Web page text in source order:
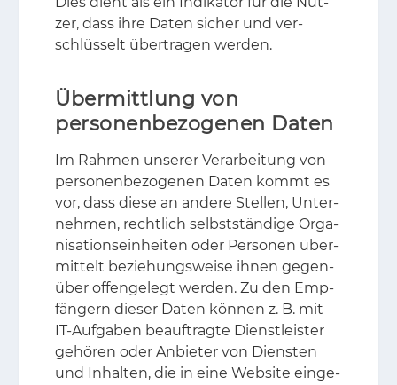
zer, dass ihre Da­ten si­cher und ver­
schlüs­selt über­tra­gen wer­den.
Übermittlung von
personenbezogenen Daten
Im Rah­men un­se­rer Ver­ar­bei­tung von
per­so­nen­be­zo­ge­nen Da­ten kommt es
vor, dass die­se an an­de­re Stel­len, Un­ter­
neh­men, recht­lich selbst­stän­di­ge Or­ga­
ni­sa­ti­ons­ein­hei­ten oder Per­so­nen über­
mit­telt be­zie­hungs­wei­se ih­nen ge­gen­
über of­fen­ge­legt wer­den. Zu den Emp­
fän­gern die­ser Da­ten kön­nen z. B. mit
IT-Auf­ga­ben be­auf­trag­te Dienst­leis­ter
ge­hö­ren oder An­bie­ter von Diens­ten
und In­hal­ten, die in eine Web­site ein­ge­